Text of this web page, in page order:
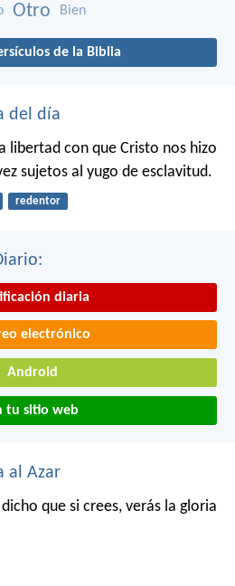
Otro Bien
de la Biblia
del día
libertad con que Cristo nos hizo
sujetos al yugo de esclavitud.
redentor
diaria
electrónico
Android
tu sitio web
al Azar
que si crees, verás la gloria